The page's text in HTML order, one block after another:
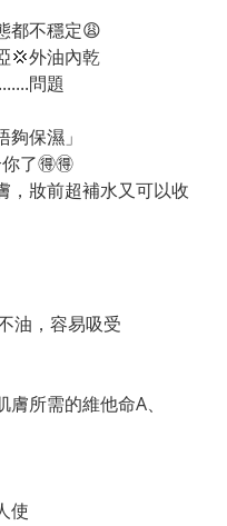
都不穩定😩
💢外油內乾
問題
夠保濕」
了🉐🉐
，妝前超補水又可以收
油，容易吸受
所需的維他命A、
使